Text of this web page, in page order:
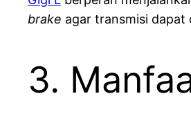
brake agar transmisi dapat
3.